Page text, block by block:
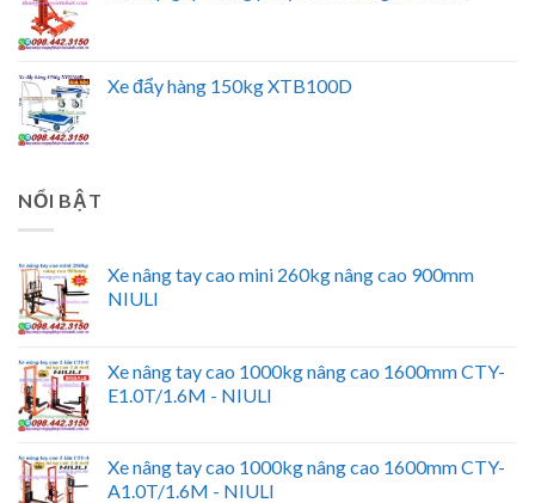
Xe đẩy hàng 150kg XTB100D
NỔI BẬT
Xe nâng tay cao mini 260kg nâng cao 900mm
NIULI
Xe nâng tay cao 1000kg nâng cao 1600mm CTY-
E1.0T/1.6M - NIULI
Xe nâng tay cao 1000kg nâng cao 1600mm CTY-
A1.0T/1.6M - NIULI